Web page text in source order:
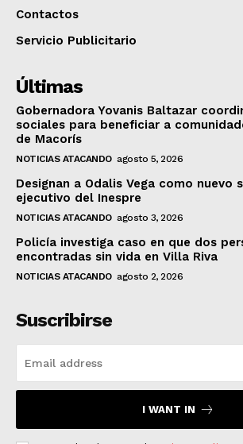
Contactos
Servicio Publicitario
Últimas
Gobernadora Yovanis Baltazar
sociales para beneficiar a
de Macorís
NOTICIAS ATACANDO agosto 5, 2026
Designan a Odalis Vega como nuevo
ejecutivo del Inespre
NOTICIAS ATACANDO agosto 3, 2026
Policía investiga caso en que dos
encontradas sin vida en Villa Riva
NOTICIAS ATACANDO agosto 2, 2026
Suscribirse
I WANT IN